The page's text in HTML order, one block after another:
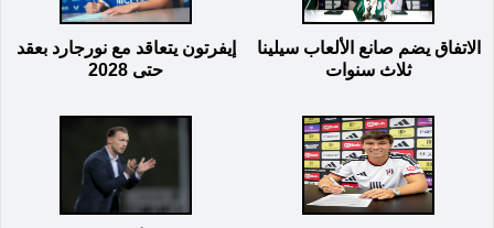
الاتفاق يضم صانع الألعاب سيلينا
ثلاث سنوات
إيفرتون يتعاقد مع نورجارد بعقد
حتى 2028